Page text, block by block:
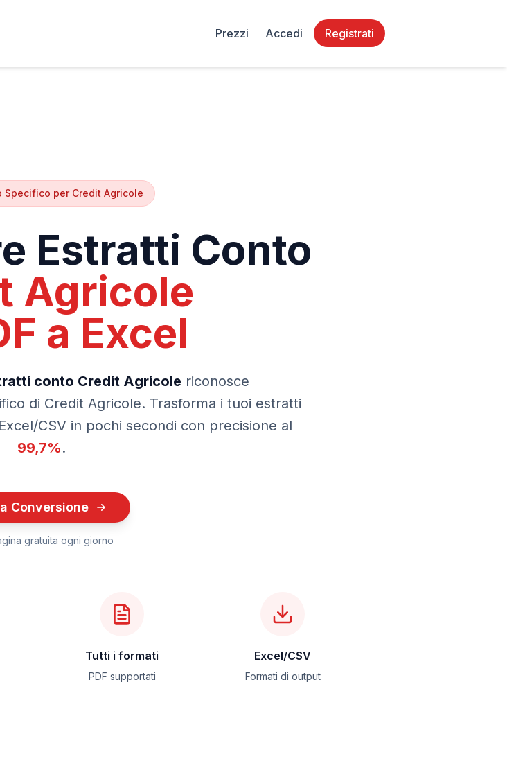
Prezzi Accedi Registrati
Specifico per Credit Agricole
Estratti Conto
Agricole
a Excel
conto Credit Agricole riconosce
di Credit Agricole. Trasforma i tuoi estratti
CSV in pochi secondi con precisione al
99,7%.
Conversione
gratuita ogni giorno
Tutti i formati
PDF supportati
Excel/CSV
Formati di output